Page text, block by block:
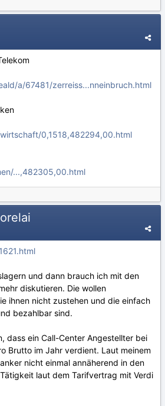
a/67481/zerreiss...nneinbruch.html
0,1518,482294,00.html
...,482305,00.html
und dann brauch ich mit den
diskutieren. Die wollen
ihnen nicht zustehen und die einfach
bezahlbar sind.
dass ein Call-Center Angestellter bei
Brutto im Jahr verdient. Laut meinem
nicht einmal annäherend in den
laut dem Tarifvertrag mit Verdi